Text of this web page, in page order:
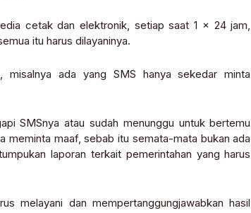
cetak dan elektronik, setiap saat 1 x 24 jam,
itu harus dilayaninya.
ada yang SMS hanya sekedar minta
SMSnya atau sudah menunggu untuk bertemu
meminta maaf, sebab itu semata-mata bukan ada
laporan terkait pemerintahan yang harus
melayani dan mempertanggungjawabkan hasil